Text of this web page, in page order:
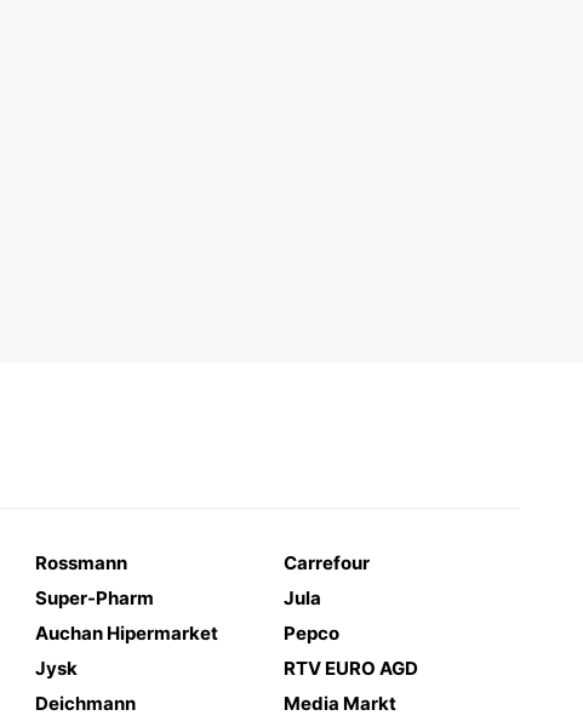
Rossmann
Carrefour
Super-Pharm
Jula
Auchan Hipermarket
Pepco
Jysk
RTV EURO AGD
Deichmann Media Markt